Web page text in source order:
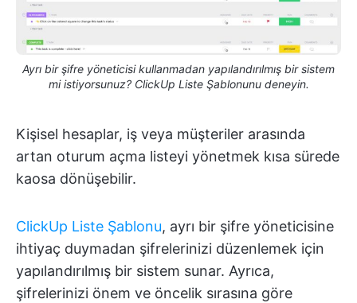
Ayrı bir şifre yöneticisi kullanmadan yapılandırılmış bir sistem
mi istiyorsunuz? ClickUp Liste Şablonunu deneyin.
Kişisel hesaplar, iş veya müşteriler arasında
artan oturum açma listeyi yönetmek kısa sürede
kaosa dönüşebilir.
ClickUp Liste Şablonu, ayrı bir şifre yöneticisine
ihtiyaç duymadan şifrelerinizi düzenlemek için
yapılandırılmış bir sistem sunar. Ayrıca,
şifrelerinizi önem ve öncelik sırasına göre